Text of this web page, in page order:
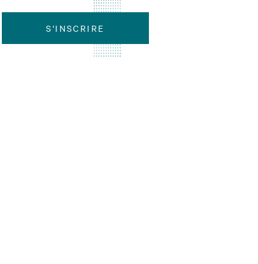
S'INSCRIRE